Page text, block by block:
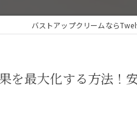
バストアップクリームなら
を最大化する方法！